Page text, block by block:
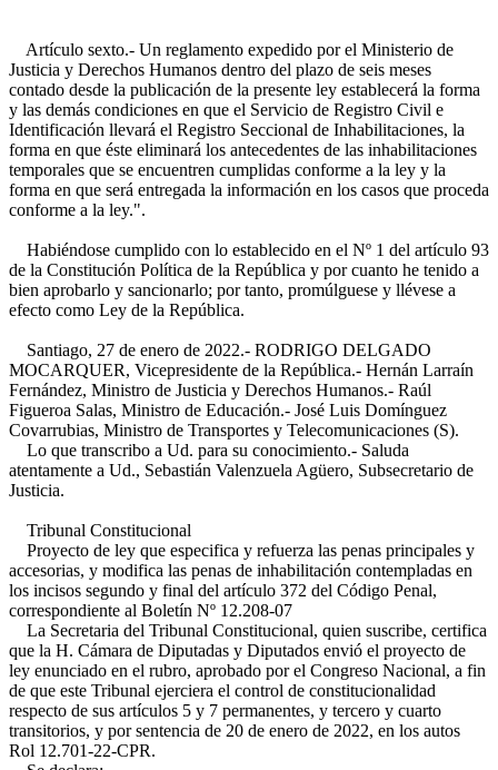
Artículo sexto.- Un reglamento expedido por el Ministerio de
Justicia y Derechos Humanos dentro del plazo de seis meses
contado desde la publicación de la presente ley establecerá la forma
y las demás condiciones en que el Servicio de Registro Civil e
Identificación llevará el Registro Seccional de Inhabilitaciones, la
forma en que éste eliminará los antecedentes de las inhabilitaciones
temporales que se encuentren cumplidas conforme a la ley y la
forma en que será entregada la información en los casos que proceda
conforme a la ley.".
Habiéndose cumplido con lo establecido en el Nº 1 del artículo 93
de la Constitución Política de la República y por cuanto he tenido a
bien aprobarlo y sancionarlo; por tanto, promúlguese y llévese a
efecto como Ley de la República.
Santiago, 27 de enero de 2022.- RODRIGO DELGADO
MOCARQUER, Vicepresidente de la República.- Hernán Larraín
Fernández, Ministro de Justicia y Derechos Humanos.- Raúl
Figueroa Salas, Ministro de Educación.- José Luis Domínguez
Covarrubias, Ministro de Transportes y Telecomunicaciones (S).
Lo que transcribo a Ud. para su conocimiento.- Saluda
atentamente a Ud., Sebastián Valenzuela Agüero, Subsecretario de
Justicia.
Tribunal Constitucional
Proyecto de ley que especifica y refuerza las penas principales y
accesorias, y modifica las penas de inhabilitación contempladas en
los incisos segundo y final del artículo 372 del Código Penal,
correspondiente al Boletín Nº 12.208-07
La Secretaria del Tribunal Constitucional, quien suscribe, certifica
que la H. Cámara de Diputadas y Diputados envió el proyecto de
ley enunciado en el rubro, aprobado por el Congreso Nacional, a fin
de que este Tribunal ejerciera el control de constitucionalidad
respecto de sus artículos 5 y 7 permanentes, y tercero y cuarto
transitorios, y por sentencia de 20 de enero de 2022, en los autos
Rol 12.701-22-CPR.